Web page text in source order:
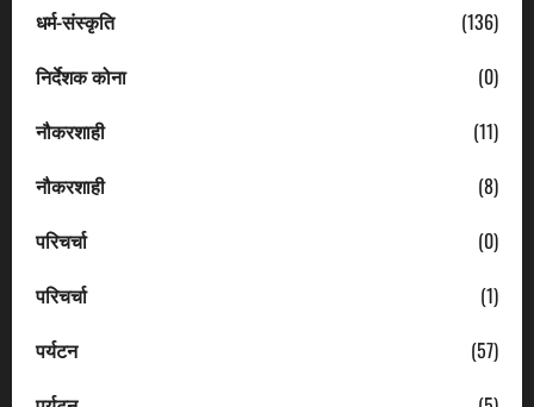
धर्म-संस्कृति
(136)
निर्देशक कोना
(0)
नौकरशाही
(11)
नौकरशाही
(8)
परिचर्चा
(0)
परिचर्चा
(1)
पर्यटन
(57)